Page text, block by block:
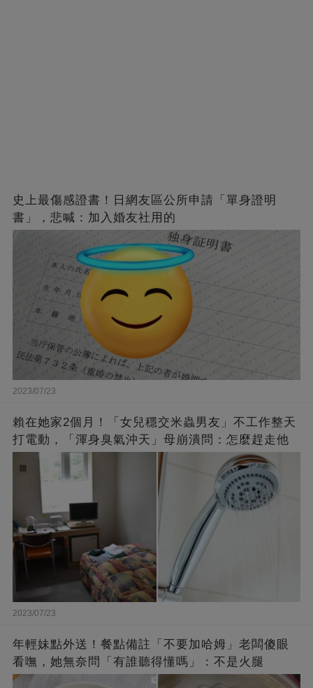
史上最傷感證書！日網友區公所申請「單身證明
書」，悲喊：加入婚友社用的
2023/07/23
賴在她家2個月！「女兒穩交米蟲男友」不工作整天
打電動，「渾身臭氣沖天」母崩潰問：怎麼趕走他
2023/07/23
年輕妹點外送！餐點備註「不要加哈姆」老闆傻眼
看嘸，她無奈問「有誰聽得懂嗎」：不是火腿